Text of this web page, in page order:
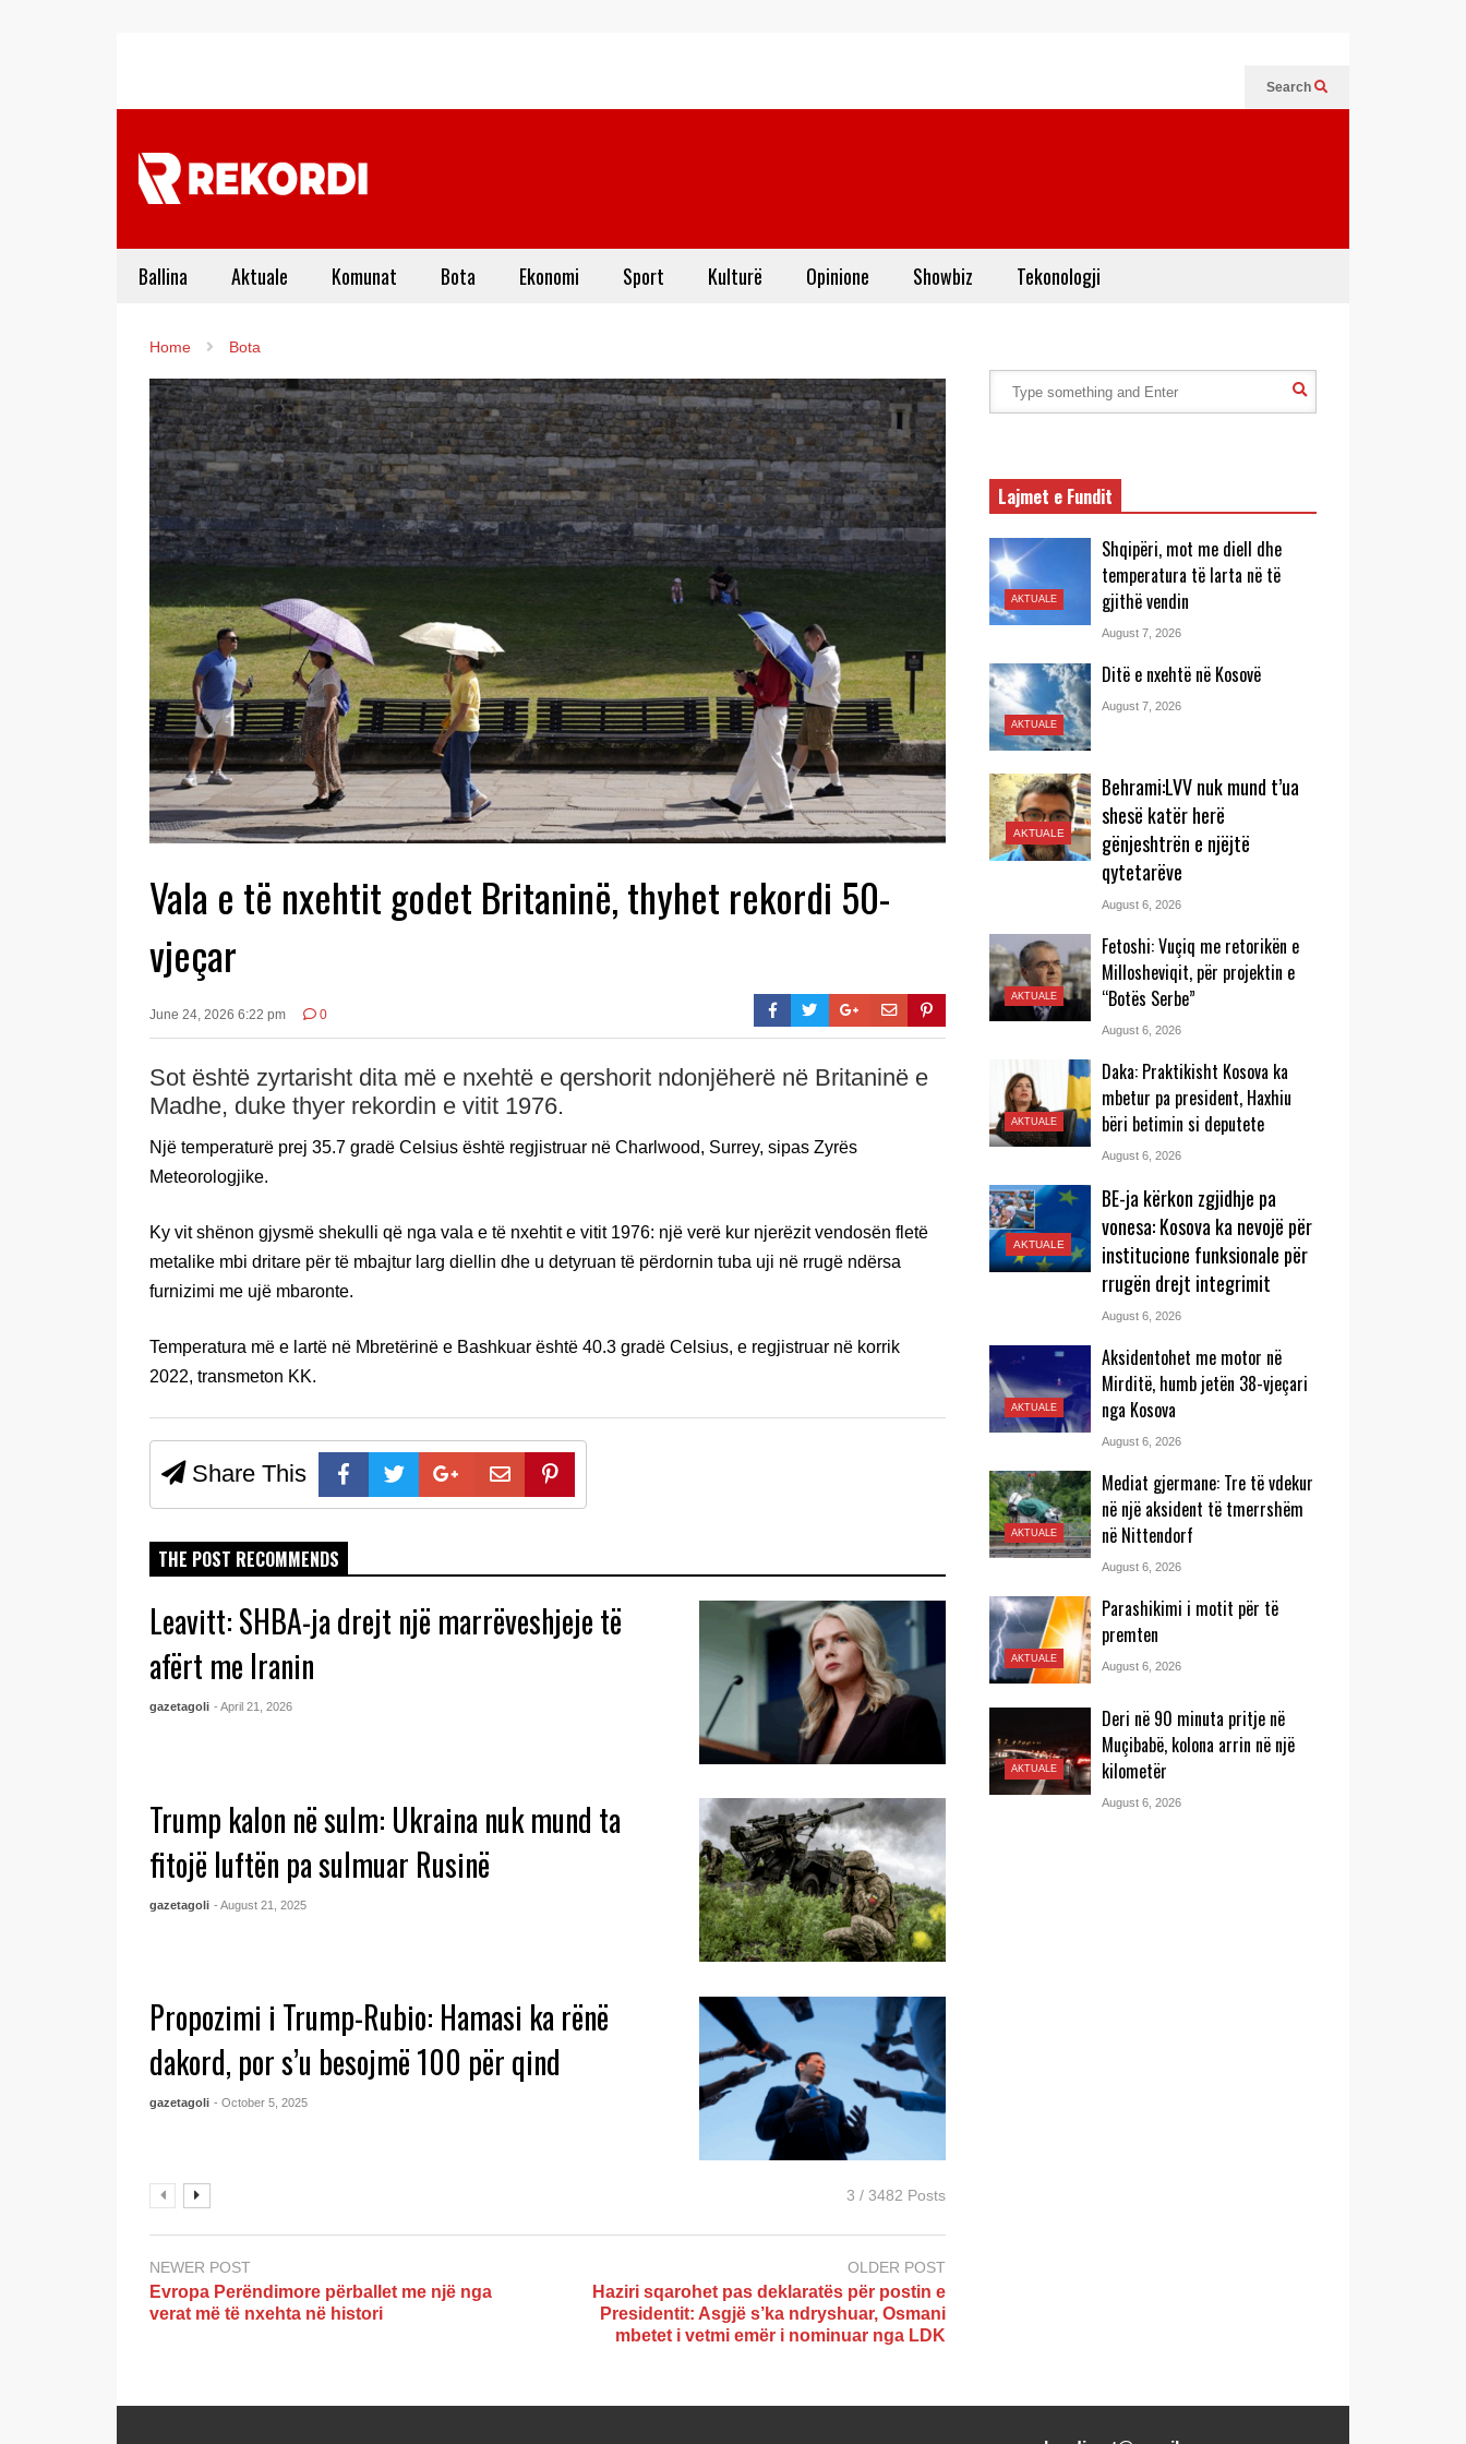
Search
Ballina Aktuale Komunat Bota Ekonomi Sport Kulturë Opinione Showbiz Tekonologji
Home Bota
Vala e të nxehtit godet Britaninë, thyhet rekordi 50-
vjeçar
June 24, 2026 6:22 pm 0
Sot është zyrtarisht dita më e nxehtë e qershorit ndonjëherë në Britaninë e
Madhe, duke thyer rekordin e vitit 1976.
Një temperaturë prej 35.7 gradë Celsius është regjistruar në Charlwood, Surrey, sipas Zyrës
Meteorologjike.
Ky vit shënon gjysmë shekulli që nga vala e të nxehtit e vitit 1976: një verë kur njerëzit vendosën fletë
metalike mbi dritare për të mbajtur larg diellin dhe u detyruan të përdornin tuba uji në rrugë ndërsa
furnizimi me ujë mbaronte.
Temperatura më e lartë në Mbretërinë e Bashkuar është 40.3 gradë Celsius, e regjistruar në korrik
2022, transmeton KK.
Share This
THE POST RECOMMENDS
Leavitt: SHBA-ja drejt një marrëveshjeje të
afërt me Iranin
gazetagoli - April 21, 2026
Trump kalon në sulm: Ukraina nuk mund ta
fitojë luftën pa sulmuar Rusinë
gazetagoli - August 21, 2025
Propozimi i Trump-Rubio: Hamasi ka rënë
dakord, por s’u besojmë 100 për qind
gazetagoli - October 5, 2025
3 / 3482 Posts
NEWER POST
Evropa Perëndimore përballet me një nga
verat më të nxehta në histori
OLDER POST
Haziri sqarohet pas deklaratës për postin e
Presidentit: Asgjë s’ka ndryshuar, Osmani
mbetet i vetmi emër i nominuar nga LDK
Lajmet e Fundit
AKTUALE
Shqipëri, mot me diell dhe
temperatura të larta në të
gjithë vendin
August 7, 2026
AKTUALE
Ditë e nxehtë në Kosovë
August 7, 2026
AKTUALE
Behrami:LVV nuk mund t’ua
shesë katër herë
gënjeshtrën e njëjtë
qytetarëve
August 6, 2026
AKTUALE
Fetoshi: Vuçiq me retorikën e
Millosheviqit, për projektin e
“Botës Serbe”
August 6, 2026
AKTUALE
Daka: Praktikisht Kosova ka
mbetur pa president, Haxhiu
bëri betimin si deputete
August 6, 2026
AKTUALE
BE-ja kërkon zgjidhje pa
vonesa: Kosova ka nevojë për
institucione funksionale për
rrugën drejt integrimit
August 6, 2026
AKTUALE
Aksidentohet me motor në
Mirditë, humb jetën 38-vjeçari
nga Kosova
August 6, 2026
AKTUALE
Mediat gjermane: Tre të vdekur
në një aksident të tmerrshëm
në Nittendorf
August 6, 2026
AKTUALE
Parashikimi i motit për të
premten
August 6, 2026
AKTUALE
Deri në 90 minuta pritje në
Muçibabë, kolona arrin në një
kilometër
August 6, 2026